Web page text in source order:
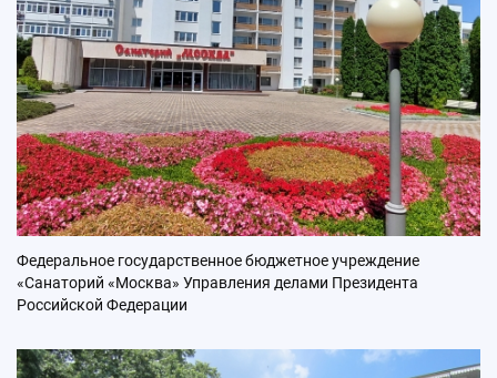
Федеральное государственное бюджетное учреждение
«Санаторий «Москва» Управления делами Президента
Российской Федерации